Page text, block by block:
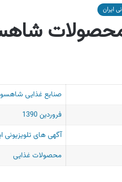
ایران
صنایع غذایی
فروردین 1390
آگهی های تلویزیونی
محصولات غذایی